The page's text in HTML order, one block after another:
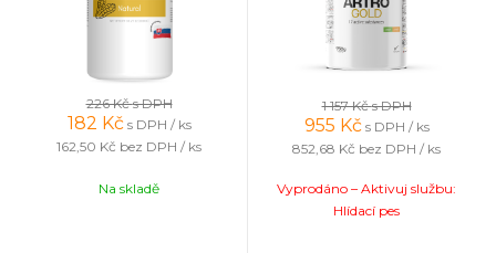
226 Kčs DPH
182 Kč s DPH / ks
162,50 Kč bez DPH / ks
Na skladě
1 157 Kčs DPH
955 Kč s DPH / ks
852,68 Kč bez DPH / ks
Vyprodáno – Aktivuj službu:
Hlídací pes